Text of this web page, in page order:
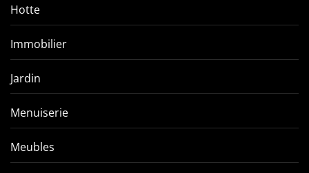
Hotte
Immobilier
Jardin
Menuiserie
Meubles